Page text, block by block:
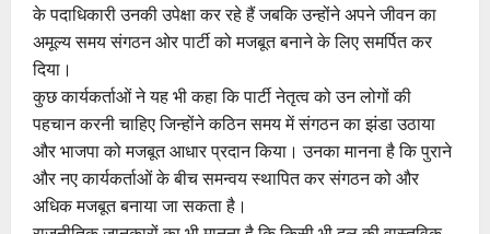
के पदाधिकारी उनकी उपेक्षा कर रहे हैं जबकि उन्होंने अपने जीवन का
अमूल्य समय संगठन ओर पार्टी को मजबूत बनाने के लिए समर्पित कर
दिया।
कुछ कार्यकर्ताओं ने यह भी कहा कि पार्टी नेतृत्व को उन लोगों की
पहचान करनी चाहिए जिन्होंने कठिन समय में संगठन का झंडा उठाया
और भाजपा को मजबूत आधार प्रदान किया। उनका मानना है कि पुराने
और नए कार्यकर्ताओं के बीच समन्वय स्थापित कर संगठन को और
अधिक मजबूत बनाया जा सकता है।